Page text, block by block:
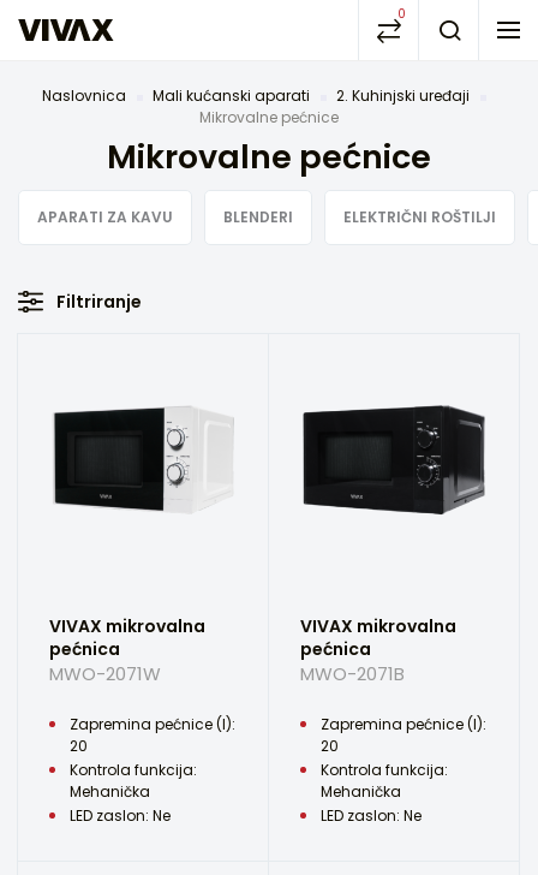
0
Naslovnica Mali kućanski aparati
2. Kuhinjski uređaji
Mikrovalne pećnice
Mikrovalne pećnice
APARATI ZA KAVU BLENDERI ELEKTRIČNI ROŠTILJI
Filtriranje
VIVAX mikrovalna
pećnica
MWO-2071W
Zapremina pećnice (l):
20
Kontrola funkcija:
Mehanička
LED zaslon: Ne
VIVAX mikrovalna
pećnica
MWO-2071B
Zapremina pećnice (l):
20
Kontrola funkcija:
Mehanička
LED zaslon: Ne